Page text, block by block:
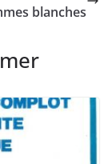
blanches